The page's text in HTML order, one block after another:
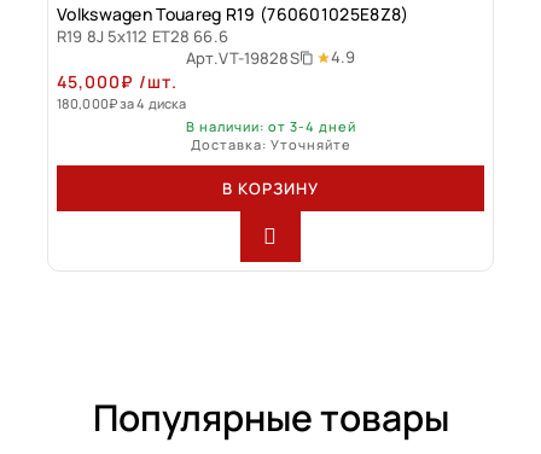
Volkswagen Touareg R19 (760601025E8Z8)
R19 8J 5x112 ET28 66.6
Арт.VT-19828S 4.9
45,000₽ /шт.
180,000₽за 4 диска
В наличии: от 3-4 дней
Доставка: Уточняйте
В КОРЗИНУ
Популярные товары